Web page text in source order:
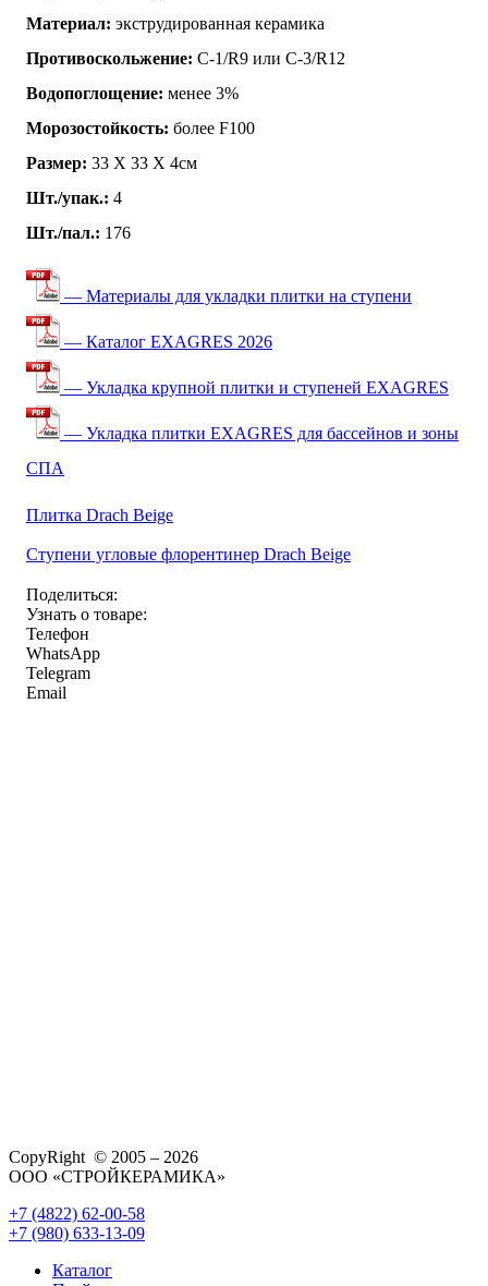
Материал: экструдированная керамика
Противоскольжение: C-1/R9 или C-3/R12
Водопоглощение: менее 3%
Морозостойкость: более F100
Размер: 33 Х 33 Х 4см
Шт./упак.: 4
Шт./пал.: 176
— Материалы для укладки плитки на ступени
— Каталог EXAGRES 2026
— Укладка крупной плитки и ступеней EXAGRES
— Укладка плитки EXAGRES для бассейнов и зоны
СПА
Плитка Drach Beige
Ступени угловые флорентинер Drach Beige
Поделиться:
Узнать о товаре:
Телефон
WhatsApp
Telegram
Email
CopyRight © 2005 – 2026
ООО «СТРОЙКЕРАМИКА»
+7 (4822) 62-00-58
+7 (980) 633-13-09
Каталог